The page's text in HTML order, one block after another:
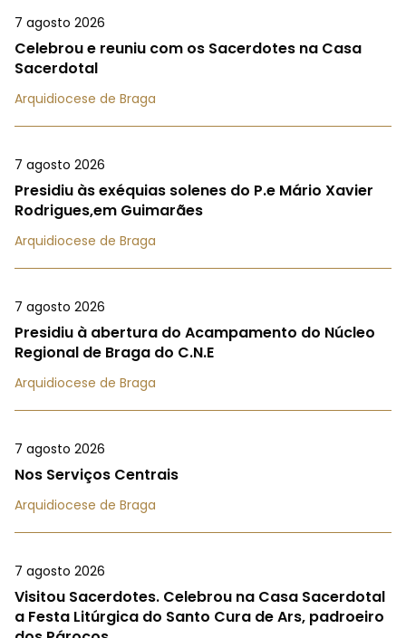
7 agosto 2026
Celebrou e reuniu com os Sacerdotes na Casa
Sacerdotal
Arquidiocese de Braga
7 agosto 2026
Presidiu às exéquias solenes do P.e Mário Xavier
Rodrigues,em Guimarães
Arquidiocese de Braga
7 agosto 2026
Presidiu à abertura do Acampamento do Núcleo
Regional de Braga do C.N.E
Arquidiocese de Braga
7 agosto 2026
Nos Serviços Centrais
Arquidiocese de Braga
7 agosto 2026
Visitou Sacerdotes. Celebrou na Casa Sacerdotal
a Festa Litúrgica do Santo Cura de Ars, padroeiro